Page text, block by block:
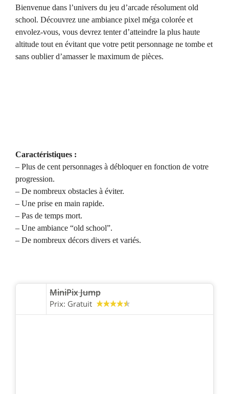
Bienvenue dans l’univers du jeu d’arcade résolument old
school. Découvrez une ambiance pixel méga colorée et
envolez-vous, vous devrez tenter d’atteindre la plus haute
altitude tout en évitant que votre petit personnage ne tombe et
sans oublier d’amasser le maximum de pièces.
Caractéristiques :
– Plus de cent personnages à débloquer en fonction de votre
progression.
– De nombreux obstacles à éviter.
– Une prise en main rapide.
– Pas de temps mort.
– Une ambiance “old school”.
– De nombreux décors divers et variés.
MiniPix Jump
Prix: Gratuit